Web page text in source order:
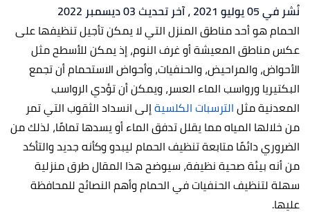
نُشر في 05 يوليو 2021
، آخر تحديث 03 ديسمبر 2022
الحمام هو أحد مناطق المنزل التي لا يمكن تأجيل تنظيفها على
عكس مناطق المعيشة أو غرف النوم، إذ يمكن للأسطح مثل
الأحواض، والمراحيض، والحنفيات، وأحواض الاستحمام أن تجمع
البكتيريا ورواسب الماء العسر، ويمكن أن تؤدي الرواسب
المعدنية مثلالترسبات الكلسيةإلى انسداد الثقوب التي تمر
من خلالها المياه مما يقلل تدفق الماء أو يسدها تمامًا، لذلك من
الضروري دائمًا متابعة تنظيف الحمام ليبدو وكأنه جديد والتأكد
من أنه بيئة صحية نظيفة، سيوضح هذا المقال طرق منزلية
سهلة لتنظيف الحنفيات في الحمام وأهم النصائح للمحافظة
عليها.